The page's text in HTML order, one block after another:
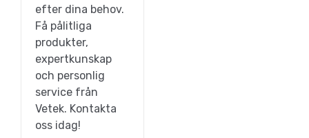
efter dina behov.
Få pålitliga
produkter,
expertkunskap
och personlig
service från
Vetek. Kontakta
oss idag!